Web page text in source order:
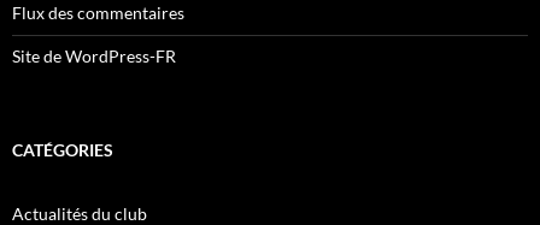
Flux des commentaires
Site de WordPress-FR
CATÉGORIES
Actualités du club